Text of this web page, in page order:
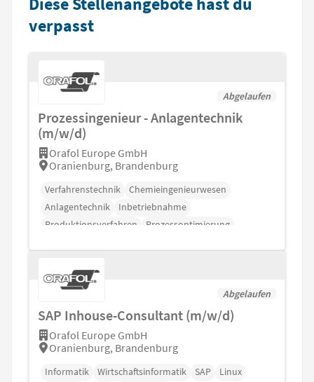
verpasst
Abgelaufen
Prozessingenieur - Anlagentechnik
(m/w/d)
Orafol Europe GmbH
Oranienburg, Brandenburg
Verfahrenstechnik
Chemieingenieurwesen
Anlagentechnik
Inbetriebnahme
Produktionsverfahren
Prozessoptimierung
Abgelaufen
SAP Inhouse-Consultant (m/w/d)
Orafol Europe GmbH
Oranienburg, Brandenburg
Informatik Wirtschaftsinformatik SAP
Linux